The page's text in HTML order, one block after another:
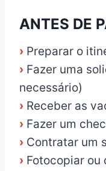
ANTES DE
› Preparar o
› Fazer uma
necessário)
› Receber as
› Fazer um
› Contratar um
› Fotocopiar